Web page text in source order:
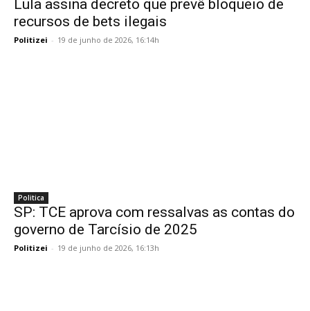
Lula assina decreto que prevê bloqueio de
recursos de bets ilegais
Politizei - 19 de junho de 2026, 16:14h
Politica
SP: TCE aprova com ressalvas as contas do
governo de Tarcísio de 2025
Politizei - 19 de junho de 2026, 16:13h